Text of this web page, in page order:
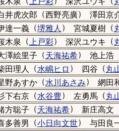
井虎次郎 （西野亮廣） 澤田京
達一義（堺雅人 ） 宮城夏樹（
木泉 （ 上戸彩） 深沢ユウキ （
澤絵里子 （天海祐希） 池上浩
田理人 （水嶋ヒロ ） 四谷 （丸
野あすか（水川あさみ） 網田
下右京（水谷豊） 左勇馬（丸
方聡子 （天海祐希） 新庄高文
多善男 （小日向文世） 与田良